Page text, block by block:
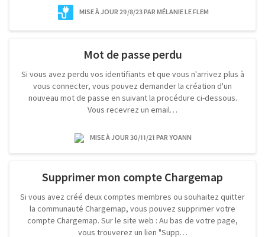
MISE À JOUR 29/8/23PAR MÉLANIE LE FLEM
Mot de passe perdu
Si vous avez perdu vos identifiants et que vous n'arrivez plus à
vous connecter, vous pouvez demander la création d'un
nouveau mot de passe en suivant la procédure ci-dessous.
Vous recevrez un email…
MISE À JOUR 30/11/21 PAR YOANN
Supprimer mon compte Chargemap
Si vous avez créé deux comptes membres ou souhaitez quitter
la communauté Chargemap, vous pouvez supprimer votre
compte Chargemap. Sur le site web : Au bas de votre page,
vous trouverez un lien "Supp…